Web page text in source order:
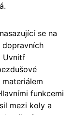
se na
dopravních
Uvnitř
funkcemi
mezi koly a